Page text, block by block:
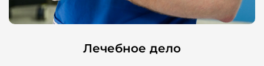
Лечебное дело